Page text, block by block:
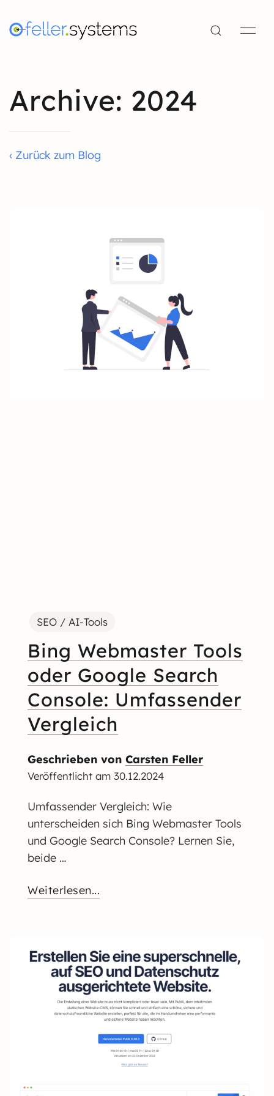
Archive: 2024
‹ Zurück zum Blog
SEO / AI-Tools
Bing Webmaster Tools
oder Google Search
Console: Umfassender
Vergleich
Geschrieben von Carsten Feller
Veröffentlicht am 30.12.2024
Umfassender Vergleich: Wie
unterscheiden sich Bing Webmaster Tools
und Google Search Console? Lernen Sie,
beide …
Weiterlesen...